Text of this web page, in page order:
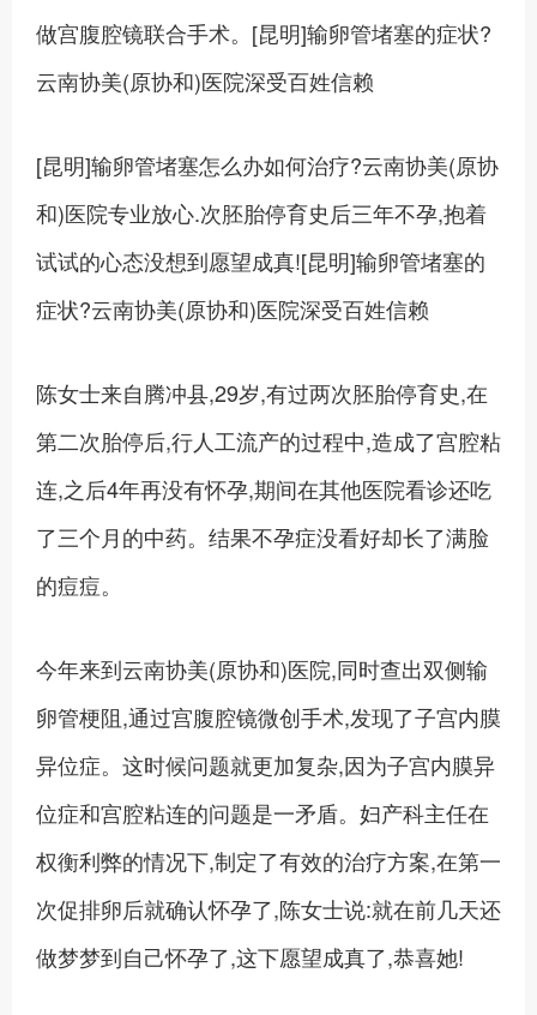
做宫腹腔镜联合手术。[昆明]输卵管堵塞的症状?
云南协美(原协和)医院深受百姓信赖
[昆明]输卵管堵塞怎么办如何治疗?云南协美(原协
和)医院专业放心.次胚胎停育史后三年不孕,抱着
试试的心态没想到愿望成真![昆明]输卵管堵塞的
症状?云南协美(原协和)医院深受百姓信赖
陈女士来自腾冲县,29岁,有过两次胚胎停育史,在
第二次胎停后,行人工流产的过程中,造成了宫腔粘
连,之后4年再没有怀孕,期间在其他医院看诊还吃
了三个月的中药。结果不孕症没看好却长了满脸
的痘痘。
今年来到云南协美(原协和)医院,同时查出双侧输
卵管梗阻,通过宫腹腔镜微创手术,发现了子宫内膜
异位症。这时候问题就更加复杂,因为子宫内膜异
位症和宫腔粘连的问题是一矛盾。妇产科主任在
权衡利弊的情况下,制定了有效的治疗方案,在第一
次促排卵后就确认怀孕了,陈女士说:就在前几天还
做梦梦到自己怀孕了,这下愿望成真了,恭喜她!